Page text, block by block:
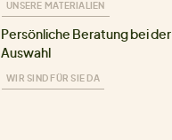
UNSERE MATERIALIEN
Persönliche Beratung bei der
Auswahl
WIR SIND FÜR SIE DA